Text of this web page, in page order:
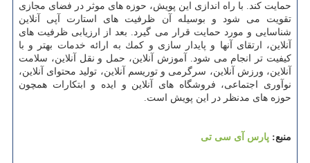
حمایت كند. با راه اندازی این پویش، حوزه های موثر در فضای مجازی
تقویت می شود و بوسیله آن ظرفیت های استارت آپی آنلاین
شناسایی و مورد حمایت قرار می گیرد. بعد از ارزیابی ظرفیت های
آنلاین، ارتقای آنها و پایدار سازی و كمك به ارائه خدمات بهتر و با
كیفیت تر انجام می شود. آموزش آنلاین، حمل و نقل آنلاین، سلامت
آنلاین، ورزش آنلاین، سرگرمی و توریسم آنلاین، تولید محتوای آنلاین،
نوآوری اجتماعی، فروشگاه های آنلاین و ایده و ابتكارات همچون
حوزه های مدنظر در این پویش است.
منبع: پارس آی سی تی